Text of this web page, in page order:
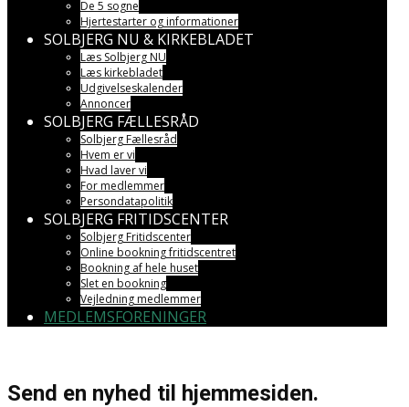
De 5 sogne
Hjertestarter og informationer
SOLBJERG NU & KIRKEBLADET
Læs Solbjerg NU
Læs kirkebladet
Udgivelseskalender
Annoncer
SOLBJERG FÆLLESRÅD
Solbjerg Fællesråd
Hvem er vi
Hvad laver vi
For medlemmer
Persondatapolitik
SOLBJERG FRITIDSCENTER
Solbjerg Fritidscenter
Online bookning fritidscentret
Bookning af hele huset
Slet en bookning
Vejledning medlemmer
MEDLEMSFORENINGER
Send en nyhed til hjemmesiden.